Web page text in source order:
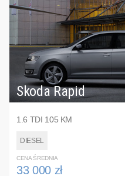
Skoda Rapid
1.6 TDI 105 KM
DIESEL
CENA ŚREDNIA
33 000 zł